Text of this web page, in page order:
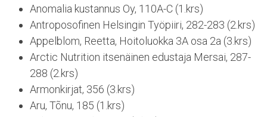
Anomalia kustannus Oy, 110A-C (1.krs)
Antroposofinen Helsingin Työpiiri, 282-283 (2.krs)
Appelblom, Reetta, Hoitoluokka 3A osa 2a (3.krs)
Arctic Nutrition itsenäinen edustaja Mersai, 287-
288 (2.krs)
Armonkirjat, 356 (3.krs)
Aru, Tõnu, 185 (1.krs)